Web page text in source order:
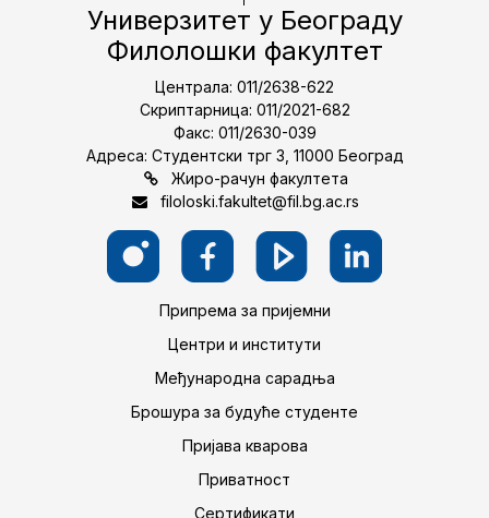
Универзитет у Београду
Филолошки факултет
Централа: 011/2638-622
Скриптарница: 011/2021-682
Факс: 011/2630-039
Адреса: Студентски трг 3, 11000 Београд
Жиро-рачун факултета
filoloski.fakultet@fil.bg.ac.rs
Припрема за пријемни
Центри и институти
Међународна сарадња
Брошура за будуће студенте
Пријава кварова
Приватност
Сертификати